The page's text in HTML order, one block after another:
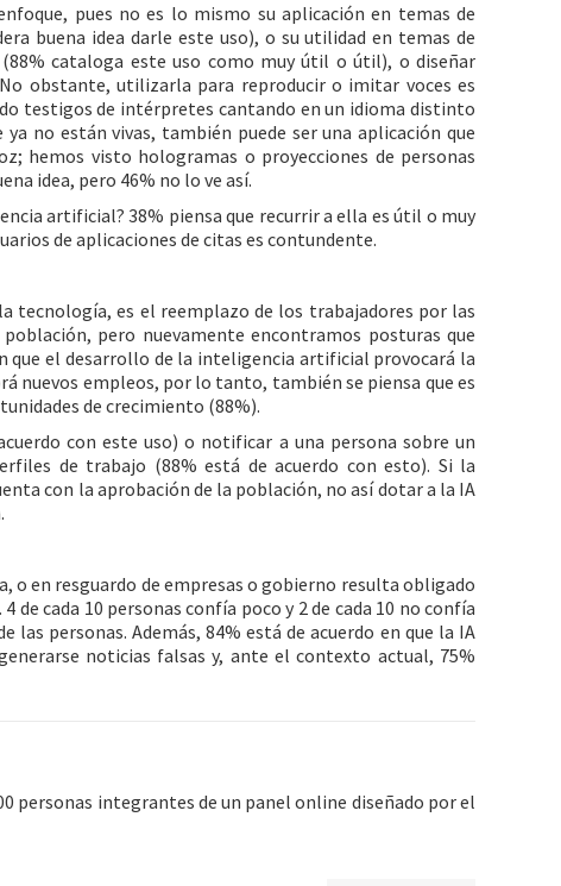
pues no es lo mismo su aplicación en temas de
buena idea darle este uso), o su utilidad en temas de
cataloga este uso como muy útil o útil), o diseñar
obstante, utilizarla para reproducir o imitar voces es
testigos de intérpretes cantando en un idioma distinto
no están vivas, también puede ser una aplicación que
hemos visto hologramas o proyecciones de personas
idea, pero 46% no lo ve así.
artificial? 38% piensa que recurrir a ella es útil o muy
de aplicaciones de citas es contundente.
tecnología, es el reemplazo de los trabajadores por las
pero nuevamente encontramos posturas que
que el desarrollo de la inteligencia artificial provocará la
nuevos empleos, por lo tanto, también se piensa que es
de crecimiento (88%).
con este uso) o notificar a una persona sobre un
de trabajo (88% está de acuerdo con esto). Si la
con la aprobación de la población, no así dotar a la IA
o en resguardo de empresas o gobierno resulta obligado
cada 10 personas confía poco y 2 de cada 10 no confía
personas. Además, 84% está de acuerdo en que la IA
noticias falsas y, ante el contexto actual, 75%
personas integrantes de un panel online diseñado por el